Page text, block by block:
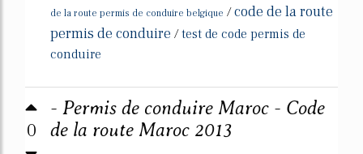
de la route permis de conduire belgique /code de la route
permis de conduire /test de code permis de
conduire
0
- Permis de conduire Maroc - Code
de la route Maroc 2013